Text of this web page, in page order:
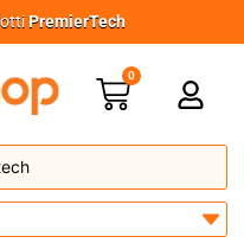
PremierTech
0